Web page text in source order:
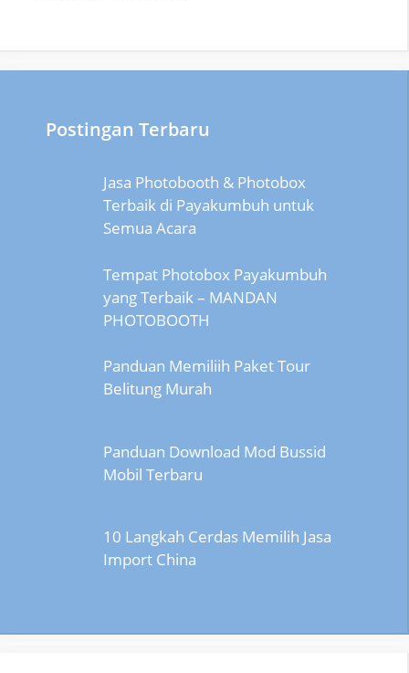
Postingan Terbaru
Jasa Photobooth & Photobox
Terbaik di Payakumbuh untuk
Semua Acara
Tempat Photobox Payakumbuh
yang Terbaik – MANDAN
PHOTOBOOTH
Panduan Memiliih Paket Tour
Belitung Murah
Panduan Download Mod Bussid
Mobil Terbaru
10 Langkah Cerdas Memilih Jasa
Import China